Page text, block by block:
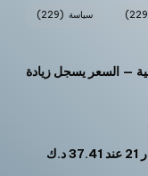
سياسة (229)
— السعر يسجل زيادة